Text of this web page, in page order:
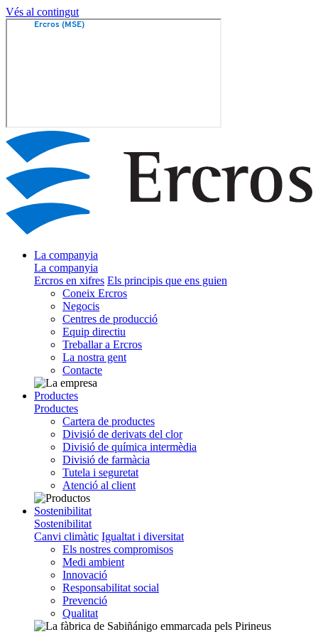
Vés al contingut
La companyia
La companyia
Ercros en xifres Els principis que ens guien
Coneix Ercros
Negocis
Centres de producció
Equip directiu
Treballar a Ercros
La nostra gent
Contacte
Productes
Productes
Cartera de productes
Divisió de derivats del clor
Divisió de química intermèdia
Divisió de farmàcia
Tutela i seguretat
Atenció al client
Sostenibilitat
Sostenibilitat
Canvi climàtic Igualtat i diversitat
Els nostres compromisos
Medi ambient
Innovació
Responsabilitat social
Prevenció
Qualitat